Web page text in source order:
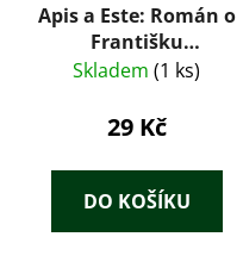
Apis a Este: Román o
Františku
Ferdinandovi - Bruno
Skladem (1 ks)
29 Kč
DO KOŠÍKU